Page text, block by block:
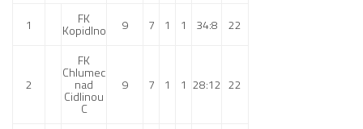
Výsledky
Hráči
Rozpis zápasů
1 FK
Kopidlno 9 7 1 1 34:8 22
2
FK
Chlumec
nad
Cidlinou
C
9 7 1 1 28:12 22